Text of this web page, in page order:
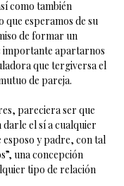
como también
que esperamos de su
de formar un
importante apartarnos
que tergiversa el
de pareja.
pareciera ser que
el sí a cualquier
esposo y padre, con tal
una concepción
tipo de relación